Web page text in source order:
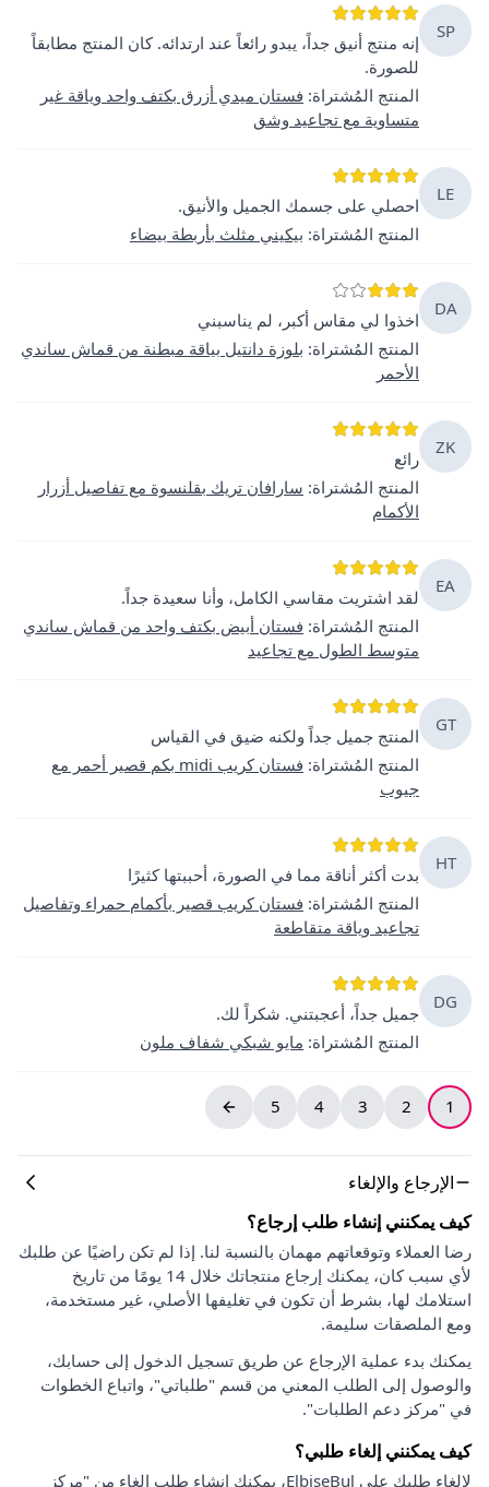
SP
إنه منتج أنيق جداً، يبدو رائعاً عند ارتدائه. كان المنتج مطابقاً
للصورة.
المنتج المُشتراة: فستان ميدي أزرق بكتف واحد وياقة غير
متساوية مع تجاعيد وشق
LE
احصلي على جسمك الجميل والأنيق.
المنتج المُشتراة: بيكيني مثلث بأربطة بيضاء
DA
اخذوا لي مقاس أكبر، لم يناسبني
المنتج المُشتراة: بلوزة دانتيل بياقة مبطنة من قماش ساندي
الأحمر
ZK
رائع
المنتج المُشتراة: سارافان تريك بقلنسوة مع تفاصيل أزرار
الأكمام
EA
لقد اشتريت مقاسي الكامل، وأنا سعيدة جداً.
المنتج المُشتراة: فستان أبيض بكتف واحد من قماش ساندي
متوسط الطول مع تجاعيد
GT
المنتج جميل جداً ولكنه ضيق في القياس
المنتج المُشتراة:
فستان كريب midi بكم قصير أحمر مع
جيوب
HT
بدت أكثر أناقة مما في الصورة، أحببتها كثيرًا
المنتج المُشتراة: فستان كريب قصير بأكمام حمراء وتفاصيل
تجاعيد وياقة متقاطعة
DG
جميل جداً، أعجبتني. شكراً لك.
المنتج المُشتراة: مايو شبكي شفاف ملون
1
2
3
4
5
الإرجاع والإلغاء
كيف يمكنني إنشاء طلب إرجاع؟
رضا العملاء وتوقعاتهم مهمان بالنسبة لنا. إذا لم تكن راضيًا عن طلبك
لأي سبب كان، يمكنك إرجاع منتجاتك خلال 14 يومًا من تاريخ
استلامك لها، بشرط أن تكون في تغليفها الأصلي، غير مستخدمة،
ومع الملصقات سليمة.
يمكنك بدء عملية الإرجاع عن طريق تسجيل الدخول إلى حسابك،
والوصول إلى الطلب المعني من قسم "طلباتي"، واتباع الخطوات
في "مركز دعم الطلبات".
كيف يمكنني إلغاء طلبي؟
لإلغاء طلبك على ElbiseBul، يمكنك إنشاء طلب إلغاء من "مركز